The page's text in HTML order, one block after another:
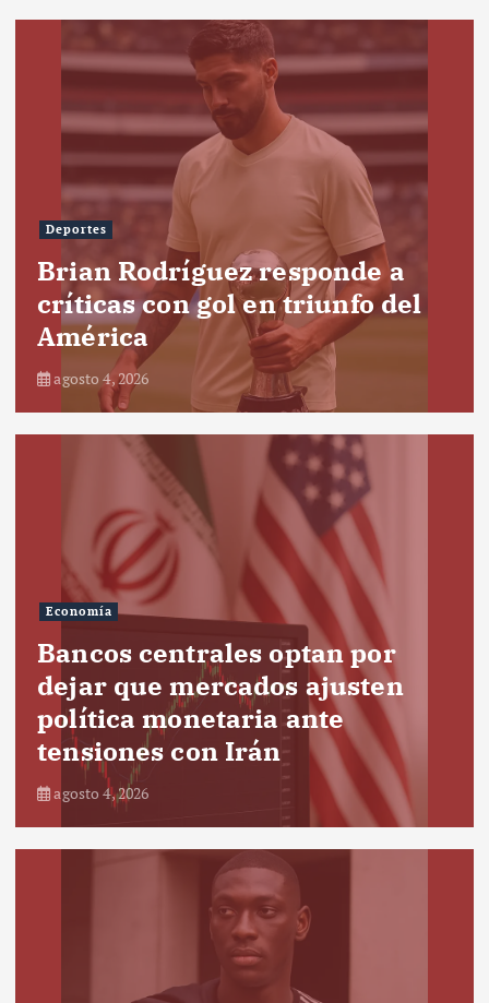
Deportes
Brian Rodríguez responde a
críticas con gol en triunfo del
América
agosto 4, 2026
Economía
Bancos centrales optan por
dejar que mercados ajusten
política monetaria ante
tensiones con Irán
agosto 4, 2026